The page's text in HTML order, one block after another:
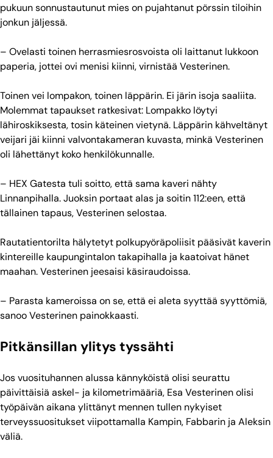
pukuun sonnustautunut mies on pujahtanut pörssin tiloihin
jonkun jäljessä.
– Ovelasti toinen herrasmiesrosvoista oli laittanut lukkoon
paperia, jottei ovi menisi kiinni, virnistää Vesterinen.
Toinen vei lompakon, toinen läppärin. Ei järin isoja saaliita.
Molemmat tapaukset ratkesivat: Lompakko löytyi
lähiroskiksesta, tosin käteinen vietynä. Läppärin kähveltänyt
veijari jäi kiinni valvontakameran kuvasta, minkä Vesterinen
oli lähettänyt koko henkilökunnalle.
– HEX Gatesta tuli soitto, että sama kaveri nähty
Linnanpihalla. Juoksin portaat alas ja soitin 112:een, että
tällainen tapaus, Vesterinen selostaa.
Rautatientorilta hälytetyt polkupyöräpoliisit pääsivät kaverin
kintereille kaupungintalon takapihalla ja kaatoivat hänet
maahan. Vesterinen jeesaisi käsiraudoissa.
– Parasta kameroissa on se, että ei aleta syyttää syyttömiä,
sanoo Vesterinen painokkaasti.
Pitkänsillan ylitys tyssähti
Jos vuosituhannen alussa kännyköistä olisi seurattu
päivittäisiä askel- ja kilometrimääriä, Esa Vesterinen olisi
työpäivän aikana ylittänyt mennen tullen nykyiset
terveyssuositukset viipottamalla Kampin, Fabbarin ja Aleksin
väliä.